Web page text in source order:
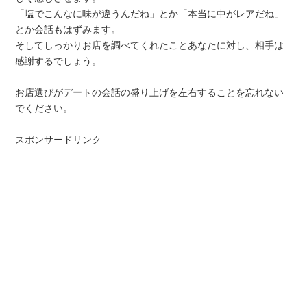
「塩でこんなに味が違うんだね」とか「本当に中がレアだね」
とか会話もはずみます。
そしてしっかりお店を調べてくれたことあなたに対し、相手は
感謝するでしょう。
お店選びがデートの会話の盛り上げを左右することを忘れない
でください。
スポンサードリンク